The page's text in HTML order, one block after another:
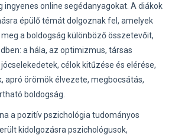
ingyenes online segédanyagokat. A diákok
épülő témát dolgoznak fel, amelyek
a boldogság különböző összetevőit,
a hála, az optimizmus, társas
célok kitűzése és elérése,
apró örömök élvezete, megbocsátás,
boldogság.
a pozitív pszichológia tudományos
kidolgozásra pszichológusok,